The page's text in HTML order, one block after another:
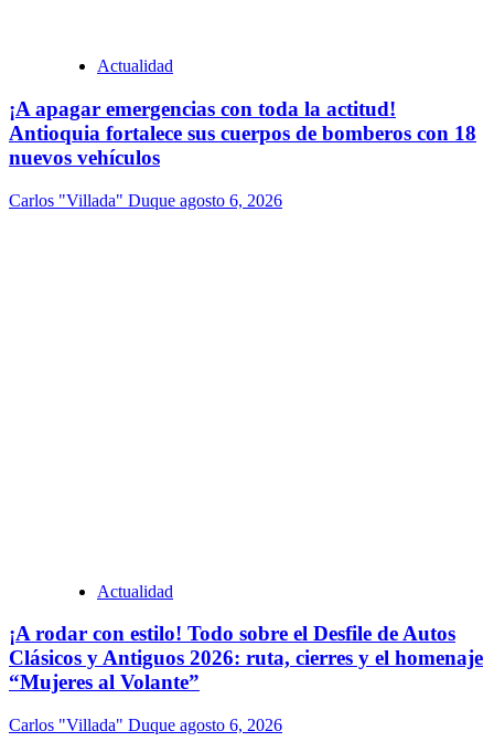
Actualidad
¡A apagar emergencias con toda la actitud!
Antioquia fortalece sus cuerpos de bomberos con 18
nuevos vehículos
Carlos "Villada" Duque agosto 6, 2026
Actualidad
¡A rodar con estilo! Todo sobre el Desfile de Autos
Clásicos y Antiguos 2026: ruta, cierres y el homenaje
“Mujeres al Volante”
Carlos "Villada" Duque agosto 6, 2026